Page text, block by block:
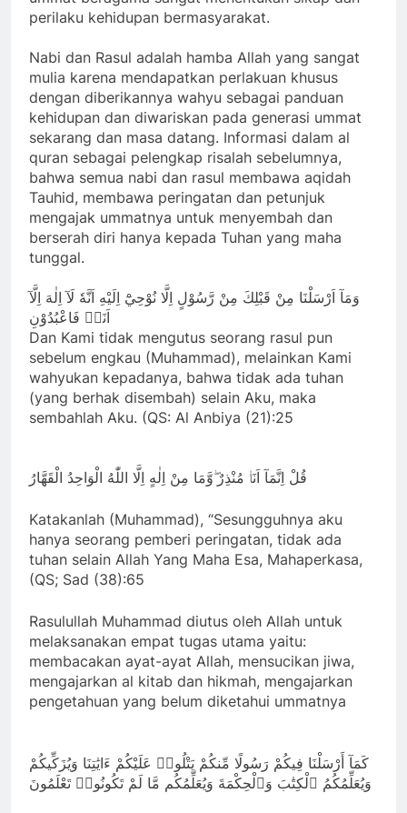
perilaku kehidupan bermasyarakat.
Nabi dan Rasul adalah hamba Allah yang sangat
mulia karena mendapatkan perlakuan khusus
dengan diberikannya wahyu sebagai panduan
kehidupan dan diwariskan pada generasi ummat
sekarang dan masa datang. Informasi dalam al
quran sebagai pelengkap risalah sebelumnya,
bahwa semua nabi dan rasul membawa aqidah
Tauhid, membawa peringatan dan petunjuk
mengajak ummatnya untuk menyembah dan
berserah diri hanya kepada Tuhan yang maha
tunggal.
وَمَآ اَرْسَلْنَا مِنْ قَبْلِكَ مِنْ رَّسُوْلٍ اِلَّا نُوْحِيْٓ اِلَيْهِ اَنَّهٗ لَآ اِلٰهَ اِلَّآ
اَنَا۠ فَاعْبُدُوْنِ
Dan Kami tidak mengutus seorang rasul pun
sebelum engkau (Muhammad), melainkan Kami
wahyukan kepadanya, bahwa tidak ada tuhan
(yang berhak disembah) selain Aku, maka
sembahlah Aku. (QS: Al Anbiya (21):25
قُلْ اِنَّمَآ اَنَا۠ مُنْذِرٌ ۖوَّمَا مِنْ اِلٰهٍ اِلَّا اللّٰهُ الْوَاحِدُ الْقَهَّارُ
Katakanlah (Muhammad), “Sesungguhnya aku
hanya seorang pemberi peringatan, tidak ada
tuhan selain Allah Yang Maha Esa, Mahaperkasa,
(QS; Sad (38):65
Rasulullah Muhammad diutus oleh Allah untuk
melaksanakan empat tugas utama yaitu:
membacakan ayat-ayat Allah, mensucikan jiwa,
mengajarkan al kitab dan hikmah, mengajarkan
pengetahuan yang belum diketahui ummatnya
كَمَآ أَرْسَلْنَا فِيكُمْ رَسُولًا مِّنكُمْ يَتْلُوا۟ عَلَيْكُمْ ءَايَٰتِنَا وَيُزَكِّيكُمْ
وَيُعَلِّمُكُمُ ٱلْكِتَٰبَ وَٱلْحِكْمَةَ وَيُعَلِّمُكُم مَّا لَمْ تَكُونُوا۟ تَعْلَمُونَ